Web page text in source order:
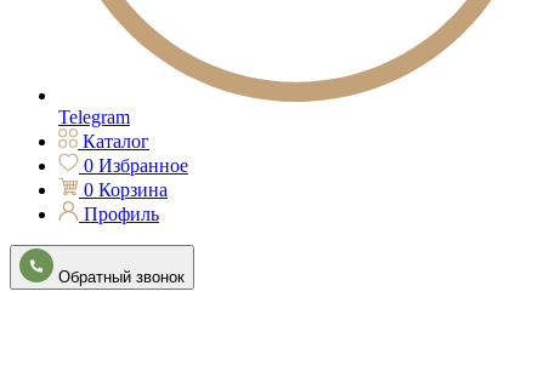
Telegram
Каталог
0 Избранное
0 Корзина
Профиль
Обратный звонок